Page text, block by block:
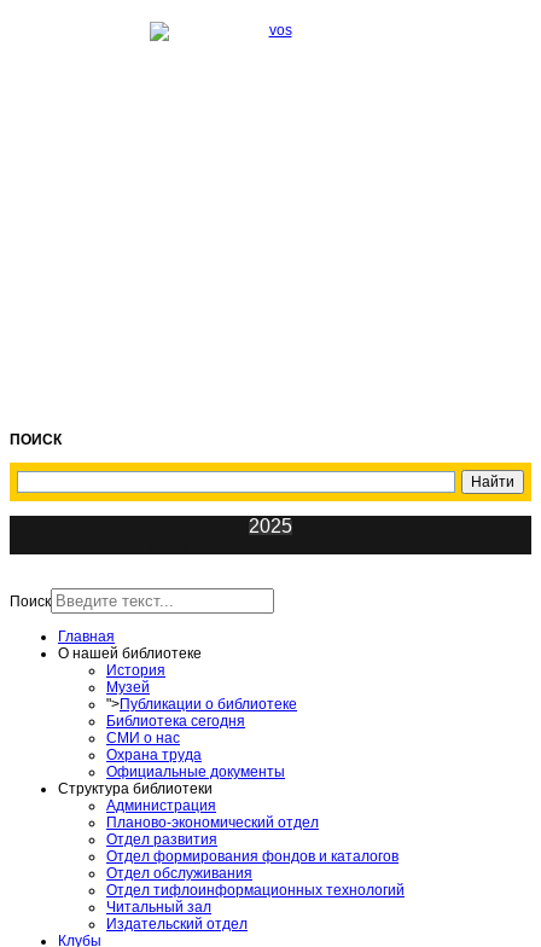
ПОИСК
2025
Поиск
Главная
О нашей библиотеке
История
Музей
">Публикации о библиотеке
Библиотека сегодня
СМИ о нас
Охрана труда
Официальные документы
Структура библиотеки
Администрация
Планово-экономический отдел
Отдел развития
Отдел формирования фондов и каталогов
Отдел обслуживания
Отдел тифлоинформационных технологий
Читальный зал
Издательский отдел
Клубы